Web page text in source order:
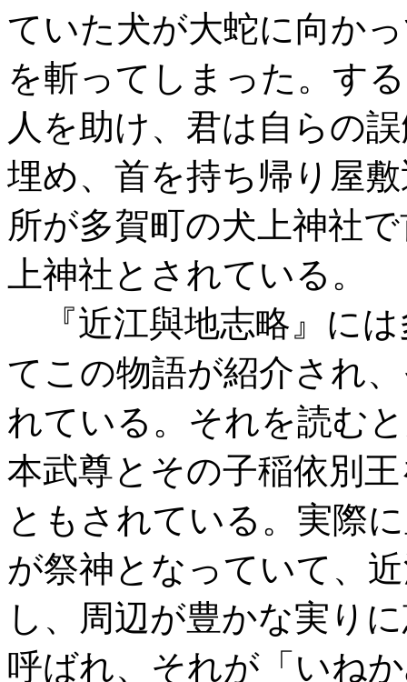
ていた犬が大蛇に向か
を斬ってしまった。す
人を助け、君は自らの
埋め、首を持ち帰り屋
所が多賀町の犬上神社
上神社とされている。
『近江與地志略』には
てこの物語が紹介され
れている。それを読む
本武尊とその子稲依別
ともされている。実際
が祭神となっていて、
し、周辺が豊かな実り
呼ばれ、それが「いね